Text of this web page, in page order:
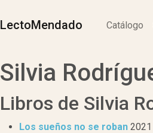
LectoMendado Catálogo
Silvia
Libros de Silvia
Los sueños no se roban 2021